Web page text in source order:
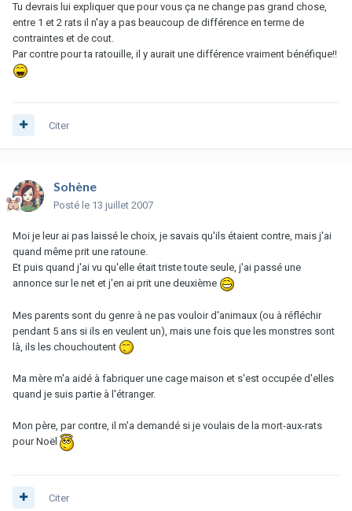
Tu devrais lui expliquer que pour vous ça ne change pas grand chose,
entre 1 et 2 rats il n'ay a pas beaucoup de différence en terme de
contraintes et de cout.
Par contre pour ta ratouille, il y aurait une différence vraiment bénéfique!!
Citer
Sohène
Posté le 13 juillet 2007
Moi je leur ai pas laissé le choix, je savais qu'ils étaient contre, mais j'ai
quand même prit une ratoune.
Et puis quand j'ai vu qu'elle était triste toute seule, j'ai passé une
annonce sur le net et j'en ai prit une deuxième
Mes parents sont du genre à ne pas vouloir d'animaux (ou à réfléchir
pendant 5 ans si ils en veulent un), mais une fois que les monstres sont
là, ils les chouchoutent
Ma mère m'a aidé à fabriquer une cage maison et s'est occupée d'elles
quand je suis partie à l'étranger.
Mon père, par contre, il m'a demandé si je voulais de la mort-aux-rats
pour Noël
Citer